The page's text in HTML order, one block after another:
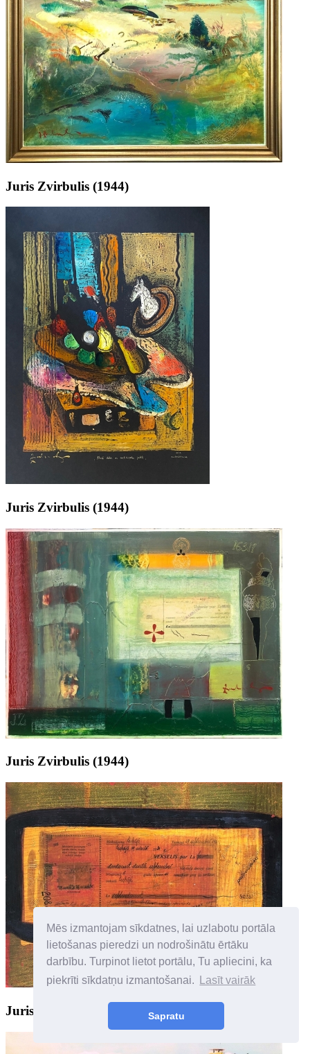
Mēs izmantojam sīkdatnes, lai uzlabotu portāla
lietošanas pieredzi un nodrošinātu ērtāku
darbību. Turpinot lietot portālu, Tu apliecini, ka
piekrīti sīkdatņu izmantošanai.
Lasīt vairāk
Sapratu
Juris Zvirbulis (1944)
Juris Zvirbulis (1944)
Juris Zvirbulis (1944)
Juris Zvirbulis (1944)